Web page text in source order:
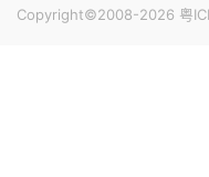
Copyright©2008-2026 粤